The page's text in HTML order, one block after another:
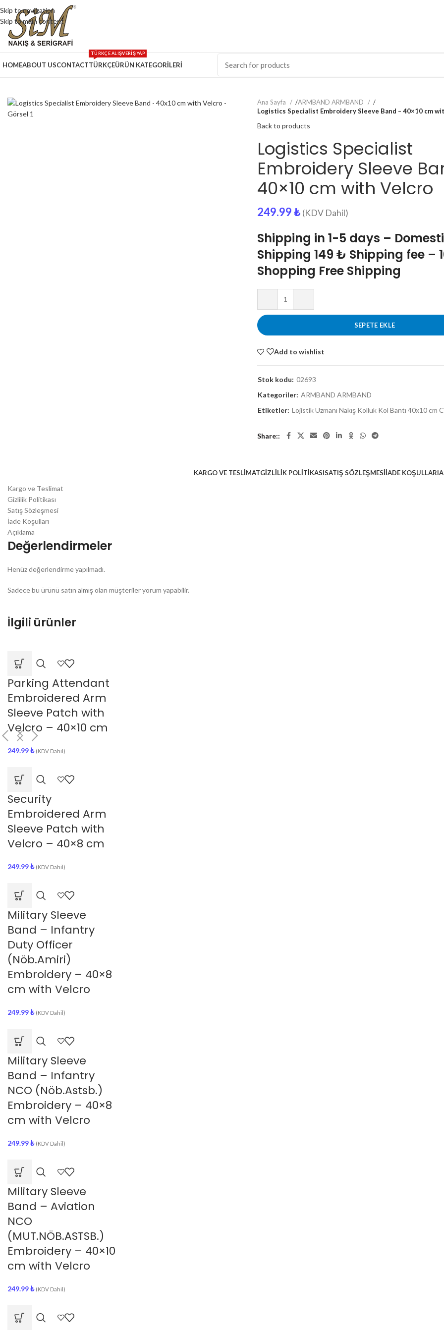
Skip to navigation
Skip to main content
HOMEABOUT USCONTACTTÜRKÇE
TÜRKÇE ALIŞVERİŞ YAP
ÜRÜN KATEGORİLERİ
Ana Sayfa /ARMBAND ARMBAND
/
Logistics Specialist Embroidery Sleeve Band – 40×10 cm
Back to products
Logistics Specialist
Embroidery Sleeve
40×10 cm with Velcro
249.99 ₺ (KDV Dahil)
Shipping in 1-5 days –
Shipping 149 ₺ Shipping fee –
Shopping Free Shipping
SEPETE EKLE
Add to wishlist
Stok kodu: 02693
Kategoriler: ARMBAND ARMBAND
Etiketler: Lojistik Uzmanı Nakış Kolluk Kol Bantı 40x10 cm
Share:
KARGO VE TESLIMATGIZLILIK POLITIKASISATIŞ SÖZLEŞMESIİADE KOŞULLARI
Kargo ve Teslimat
Gizlilik Politikası
Satış Sözleşmesi
İade Koşulları
Açıklama
Değerlendirmeler
Henüz değerlendirme yapılmadı.
Sadece bu ürünü satın almış olan müşteriler yorum yapabilir.
İlgili ürünler
Parking Attendant
Embroidered Arm
Sleeve Patch with
Velcro – 40×10 cm
249.99₺ (KDV Dahil)
Security
Embroidered Arm
Sleeve Patch with
Velcro – 40×8 cm
249.99₺ (KDV Dahil)
Military Sleeve
Band – Infantry
Duty Officer
(Nöb.Amiri)
Embroidery – 40×8
cm with Velcro
249.99₺ (KDV Dahil)
Military Sleeve
Band – Infantry
NCO (Nöb.Astsb.)
Embroidery – 40×8
cm with Velcro
249.99₺ (KDV Dahil)
Military Sleeve
Band – Aviation
NCO
(MUT.NÖB.ASTSB.)
Embroidery – 40×10
cm with Velcro
249.99₺ (KDV Dahil)